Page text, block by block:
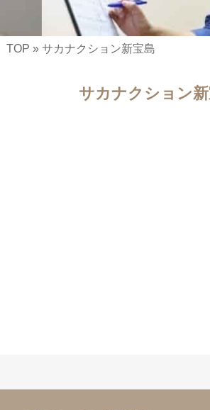
TOP » サカナクション新宝島
サカナクション